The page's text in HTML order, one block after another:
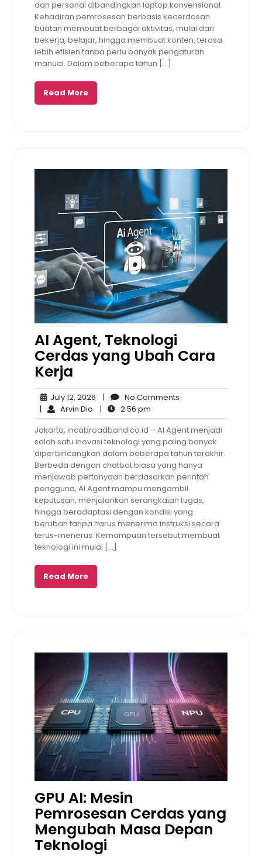
dan personal dibandingkan laptop konvensional.
Kehadiran pemrosesan berbasis kecerdasan
buatan membuat berbagai aktivitas, mulai dari
bekerja, belajar, hingga membuat konten, terasa
lebih efisien tanpa perlu banyak pengaturan
manual. Dalam beberapa tahun […]
Read More
AI Agent, Teknologi
Cerdas yang Ubah Cara
Kerja
July 12, 2026 July
12,
2026
| No Comments
| Arvin Dio Arvin
Dio
| 2:56 pm
pm
Jakarta, incabroadband.co.id – AI Agent menjadi
salah satu inovasi teknologi yang paling banyak
diperbincangkan dalam beberapa tahun terakhir.
Berbeda dengan chatbot biasa yang hanya
menjawab pertanyaan berdasarkan perintah
pengguna, AI Agent mampu mengambil
keputusan, menjalankan serangkaian tugas,
hingga beradaptasi dengan kondisi yang
berubah tanpa harus menerima instruksi secara
terus-menerus. Kemampuan tersebut membuat
teknologi ini mulai […]
Read More
GPU AI: Mesin
Pemrosesan Cerdas yang
Mengubah Masa Depan
Teknologi